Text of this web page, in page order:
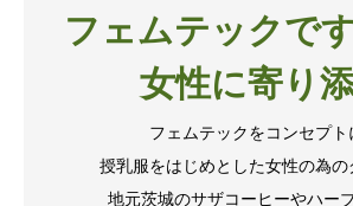
フェムテックで
女性に寄り
フェムテックをコンセプト
授乳服をはじめとした女性の為の
地元茨城のサザコーヒーやハーブ